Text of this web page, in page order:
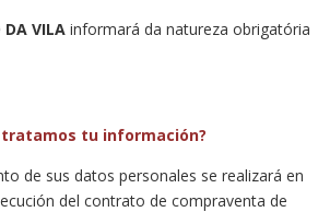
DA VILA informará da natureza obrigatória
tratamos tu información?
de sus datos personales se realizará en
del contrato de compraventa de